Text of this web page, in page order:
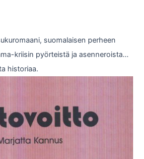
suomalaisen perheen
kriisin pyörteistä ja asenneroista…
historiaa.